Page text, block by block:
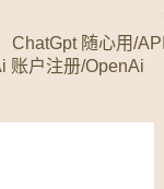
ChatGpt 随心用/API
账户注册/OpenAi